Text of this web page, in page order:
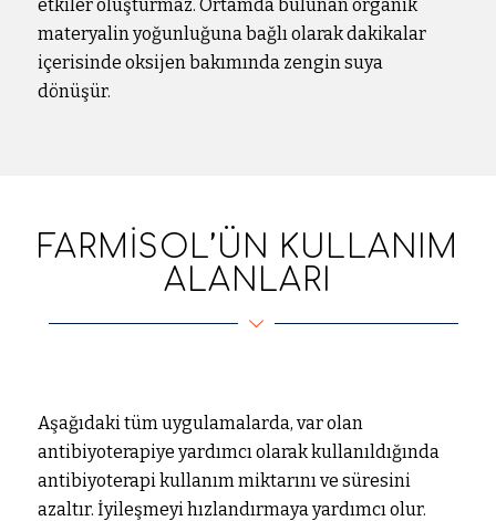
etkiler oluşturmaz. Ortamda bulunan organik
materyalin yoğunluğuna bağlı olarak dakikalar
içerisinde oksijen bakımında zengin suya
dönüşür.
FARMISOL’ÜN KULLANIM
ALANLARI
Aşağıdaki tüm uygulamalarda, var olan
antibiyoterapiye yardımcı olarak kullanıldığında
antibiyoterapi kullanım miktarını ve süresini
azaltır. İyileşmeyi hızlandırmaya yardımcı olur.